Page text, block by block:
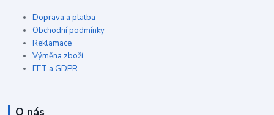
Doprava a platba
Obchodní podmínky
Reklamace
Výměna zboží
EET a GDPR